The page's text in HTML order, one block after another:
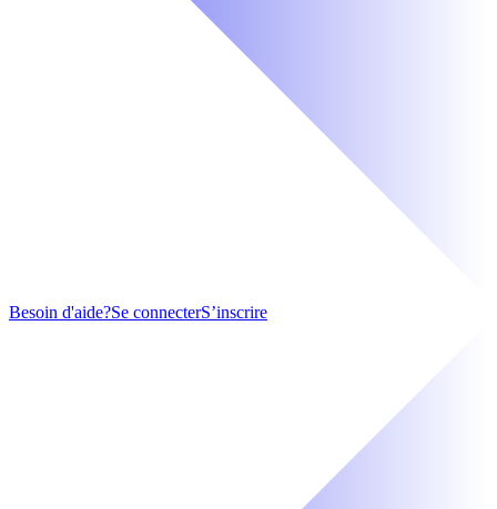
Besoin d'aide?Se connecterS’inscrire